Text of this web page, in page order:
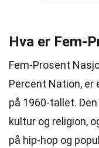
Hva er Fem-
Fem-Prosent
Percent Nation, er
på 1960-tallet.
kultur og religion,
på hip-hop og